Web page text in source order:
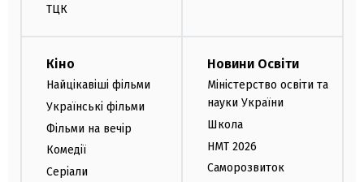
ТЦК
Кіно
Найцікавіші фільми
Українські фільми
Фільми на вечір
Комедії
Серіали
Новини Освіти
Міністерство освіти та
науки України
Школа
НМТ 2026
Саморозвиток